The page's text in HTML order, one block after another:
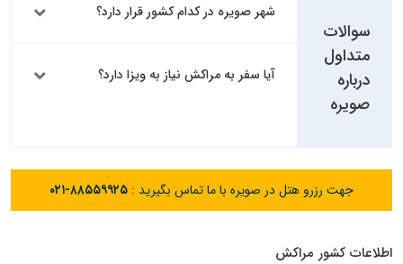
سوالات
متداول
درباره
صویره
شهر صویره در کدام کشور قرار دارد؟
آیا سفر به مراکش نیاز به ویزا دارد؟
جهت رزرو هتل در صویره با ما تماس بگیرید : ۰۲۱-۸۸۵۵۹۹۲۵
اطلاعات کشور مراکش